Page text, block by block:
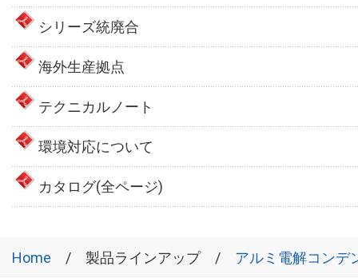
シリーズ統廃合
海外生産拠点
テクニカルノート
環境対応について
カタログ(全ページ)
Home 製品ラインアップ アルミ電解コンデ